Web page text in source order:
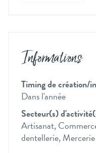
Informations
Timing de création/
Dans l'année
Secteur(s)
Artisanat,
dentellerie, Mercerie